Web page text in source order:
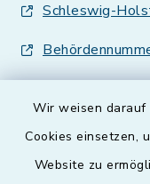
Wir weisen darauf
Cookies einsetzen,
Website zu
Schleswig-